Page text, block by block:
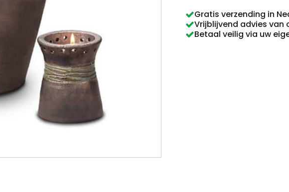
Gratis verzending in
Vrijblijvend advies van
Betaal veilig via uw